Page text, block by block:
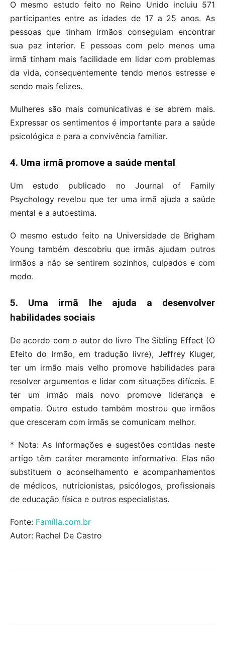
O mesmo estudo feito no Reino Unido incluiu 571
participantes entre as idades de 17 a 25 anos. As
pessoas que tinham irmãos conseguiam encontrar
sua paz interior. E pessoas com pelo menos uma
irmã tinham mais facilidade em lidar com problemas
da vida, consequentemente tendo menos estresse e
sendo mais felizes.
Mulheres são mais comunicativas e se abrem mais.
Expressar os sentimentos é importante para a saúde
psicológica e para a convivência familiar.
4. Uma irmã promove a saúde mental
Um estudo publicado no Journal of Family
Psychology revelou que ter uma irmã ajuda a saúde
mental e a autoestima.
O mesmo estudo feito na Universidade de Brigham
Young também descobriu que irmãs ajudam outros
irmãos a não se sentirem sozinhos, culpados e com
medo.
5. Uma irmã lhe ajuda a desenvolver
habilidades sociais
De acordo com o autor do livro The Sibling Effect (O
Efeito do Irmão, em tradução livre), Jeffrey Kluger,
ter um irmão mais velho promove habilidades para
resolver argumentos e lidar com situações difíceis. E
ter um irmão mais novo promove liderança e
empatia. Outro estudo também mostrou que irmãos
que cresceram com irmãs se comunicam melhor.
* Nota: As informações e sugestões contidas neste
artigo têm caráter meramente informativo. Elas não
substituem o aconselhamento e acompanhamentos
de médicos, nutricionistas, psicólogos, profissionais
de educação física e outros especialistas.
Fonte: Família.com.br
Autor: Rachel De Castro